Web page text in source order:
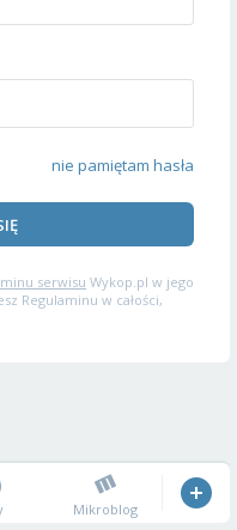
nie pamiętam hasła
serwisu Wykop.pl w jego
Regulaminu w całości,
Mikroblog